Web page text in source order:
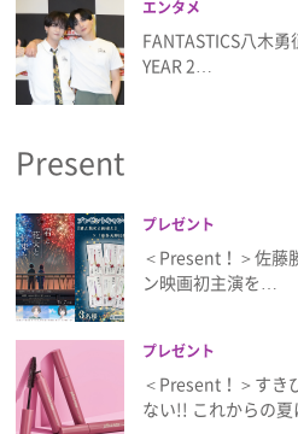
免責事項
プライバシーポリシー
利用規約
お問い合わせ
エンタメ
FANTASTICS八木
YEAR 2…
Present
プレゼント
＜Present！＞佐藤
ン映画初主演を…
プレゼント
＜Present！＞すき
ない!! これからの